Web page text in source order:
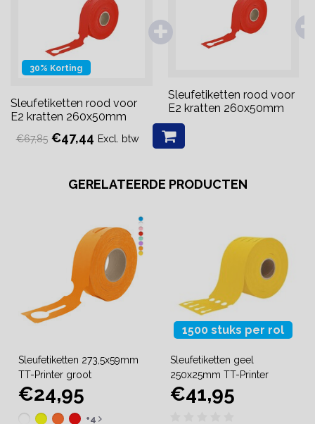
30% Korting
Sleufetiketten rood voor
E2 kratten 260x50mm
resin - Power
Sleufetiketten rood voor
E2 kratten 260x50mm
€67,85 €47,44 Excl. btw
GERELATEERDE PRODUCTEN
Sleufetiketten 273,5x59mm
TT-Printer groot
€24,95
+4
1500 stuks per rol
Sleufetiketten geel
250x25mm TT-Printer
€41,95